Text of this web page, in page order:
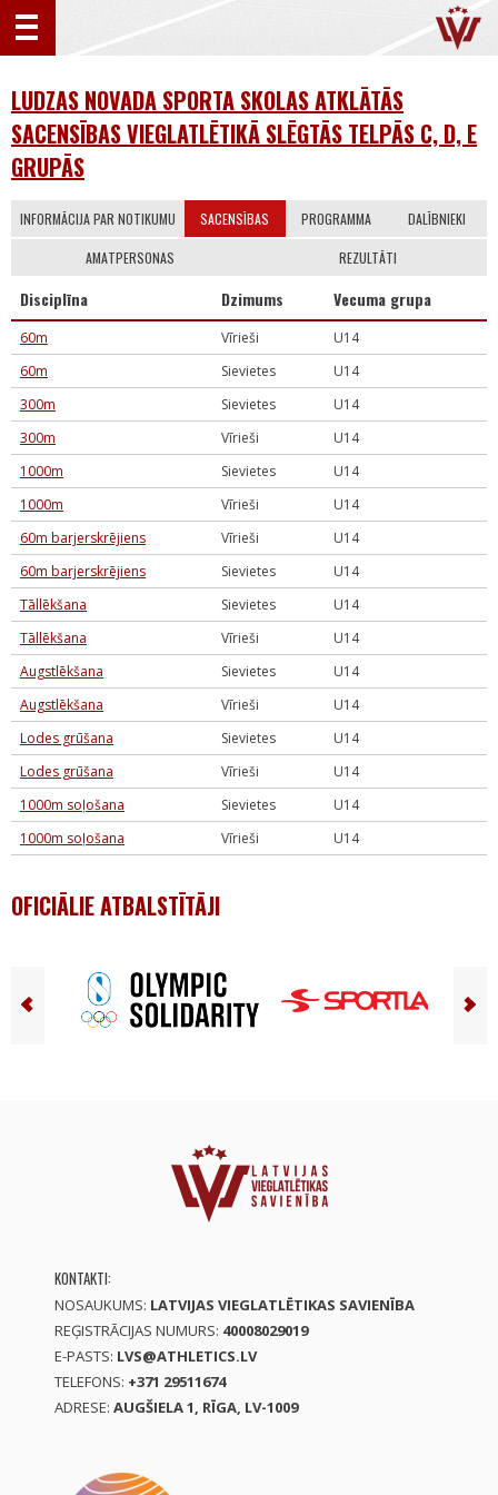
LUDZAS NOVADA SPORTA SKOLAS ATKLĀTĀS
SACENSĪBAS VIEGLATLĒTIKĀ SLĒGTĀS TELPĀS C, D, E
GRUPĀS
INFORMĀCIJA PAR NOTIKUMU SACENSĪBAS PROGRAMMA DALĪBNIEKI
AMATPERSONAS REZULTĀTI
Disciplīna Dzimums Vecuma grupa
60m Vīrieši
U14
60m
Sievietes
U14
300m
Sievietes
U14
300m
Vīrieši
U14
1000m
Sievietes
U14
1000m
Vīrieši
U14
60m barjerskrējiens
Vīrieši
U14
60m barjerskrējiens
Sievietes
U14
Tāllēkšana
Sievietes
U14
Tāllēkšana
Vīrieši
U14
Augstlēkšana
Sievietes
U14
Augstlēkšana
Vīrieši
U14
Lodes grūšana
Sievietes
U14
Lodes grūšana
Vīrieši
U14
1000m soļošana
Sievietes
U14
1000m soļošana
Vīrieši U14
OFICIĀLIE ATBALSTĪTĀJI
KONTAKTI:
NOSAUKUMS: LATVIJAS VIEGLATLĒTIKAS SAVIENĪBA
REĢISTRĀCIJAS NUMURS: 40008029019
E-PASTS: LVS@ATHLETICS.LV
TELEFONS: +371 29511674
ADRESE: AUGŠIELA 1, RĪGA, LV-1009